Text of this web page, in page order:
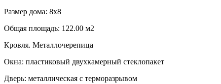
Размер дома: 8х8
Общая площадь: 122.00 м2
Кровля. Металлочерепица
Окна: пластиковый двухкамерный стеклопакет
Дверь: металлическая с терморазрывом